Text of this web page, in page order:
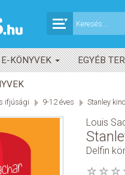
E-KÖNYVEK EGYÉB
ifjúsági 9-12 éves Stanley
Louis
Delfin